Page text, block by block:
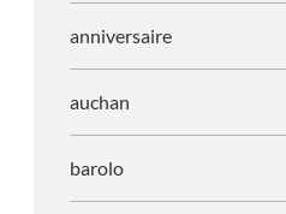
anniversaire
auchan
barolo